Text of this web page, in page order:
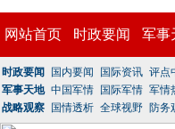
网站首页 时政要闻 军事
时政要闻 国内要闻 国际资讯 评点
军事天地 中国军情 国际军情 军情
战略观察
国情透析 全球视野 防务